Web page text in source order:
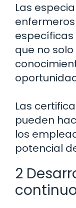
Las
que no
Las
pueden
los
potencial
2